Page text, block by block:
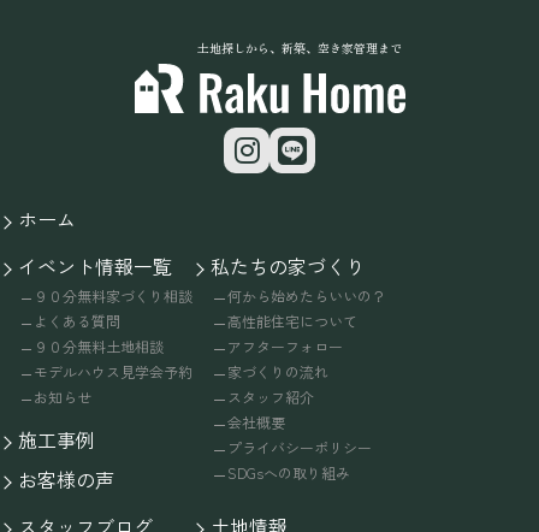
土地探しから、新築、空き家管理まで
ホーム
イベント情報一覧
９０分無料家づくり相談
よくある質問
９０分無料土地相談
モデルハウス見学会予約
お知らせ
施工事例
お客様の声
私たちの家づくり
何から始めたらいいの？
高性能住宅について
アフターフォロー
家づくりの流れ
スタッフ紹介
会社概要
プライバシーポリシー
SDGsへの取り組み
スタッフブログ 土地情報